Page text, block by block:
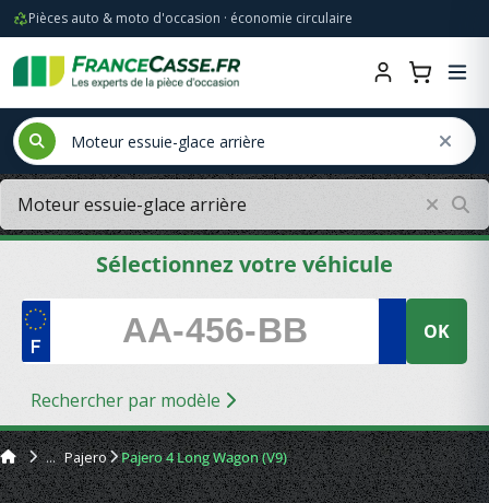
Pièces auto & moto d'occasion · économie circulaire
Sélectionnez votre véhicule
OK
Rechercher par modèle
Pajero Pajero 4 Long Wagon (V9)